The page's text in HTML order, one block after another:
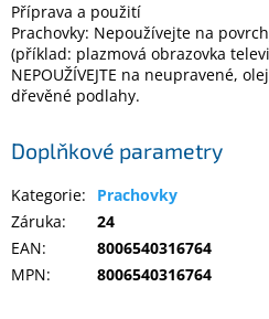
Přihlášení
Příprava a použití
Prachovky: Nepoužívejte na
(příklad: plazmová obrazovka
NEPOUŽÍVEJTE na neupravené,
dřevěné podlahy.
Doplňkové parametry
Kategorie:
Prachovky
Záruka:
24
EAN:
8006540316764
MPN: 8006540316764